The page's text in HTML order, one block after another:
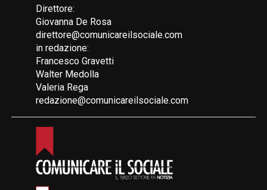
Direttore:
Giovanna De Rosa
direttore@comunicareilsociale.com
in redazione:
Francesco Gravetti
Walter Medolla
Valeria Rega
redazione@comunicareilsociale.com